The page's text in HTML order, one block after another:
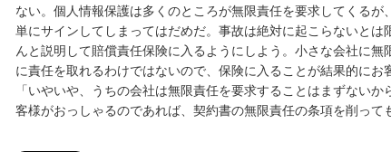
ない。個人情報保護は多くのところが無限責任を要求してくるが
単にサインしてしまってはだめだ。事故は絶対に起こらないとは
んと説明して賠償責任保険に入るようにしよう。小さな会社に無
に責任を取れるわけではないので、保険に入ることが結果的にお
「いやいや、うちの会社は無限責任を要求することはまずない
客様がおっしゃるのであれば、契約書の無限責任の条項を削って